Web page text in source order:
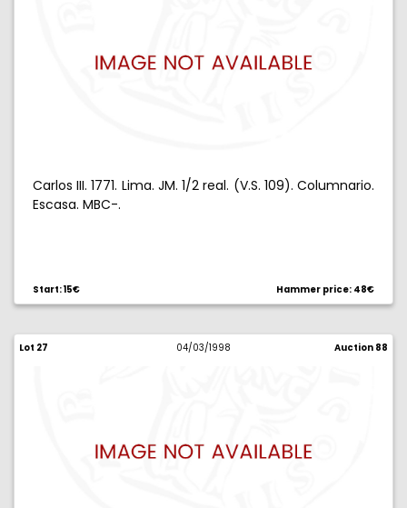
Carlos III. 1771. Lima. JM. 1/2 real. (V.S. 109). Columnario.
Escasa. MBC-.
Start: 15€ Hammer price: 48€
Lot 27 04/03/1998 Auction 88